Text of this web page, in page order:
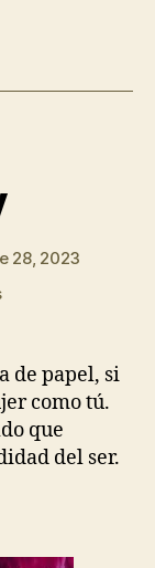
28, 2023
en
de papel, si
como tú.
que
del ser.